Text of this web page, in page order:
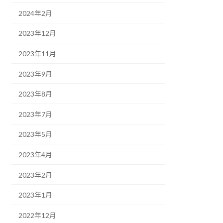
2024年2月
2023年12月
2023年11月
2023年9月
2023年8月
2023年7月
2023年5月
2023年4月
2023年2月
2023年1月
2022年12月